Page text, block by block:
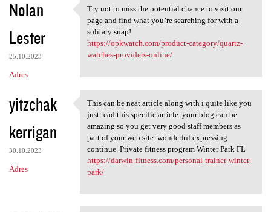
Nolan
Lester
25.10.2023
Adres
Try not to miss the potential
Try not to miss the potential chance to visit our
page and find what you’re searching for with a
solitary snap!
https://opkwatch.com/product-category/quartz-
watches-providers-online/
yitzchak
kerrigan
30.10.2023
Adres
This can be neat article
This can be neat article along with i quite like you
just read this specific article. your blog can be
amazing so you get very good staff members as
part of your web site. wonderful expressing
continue. Private fitness program Winter Park FL
https://darwin-fitness.com/personal-trainer-winter-
park/